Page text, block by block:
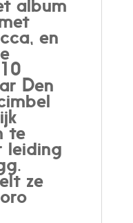
album
en
Den
te
leiding
ze